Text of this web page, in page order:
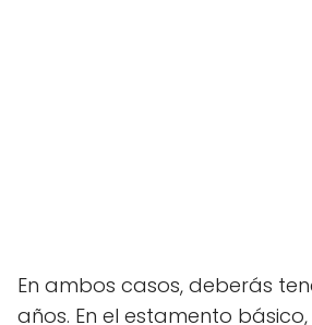
En ambos casos, deberás
años. En el estamento